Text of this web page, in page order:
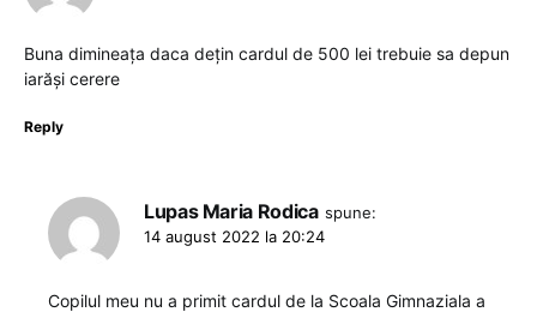
Buna dimineața daca dețin cardul de 500 lei trebuie sa depun
iarăși cerere
Reply
Lupas Maria Rodica spune:
14 august 2022 la 20:24
Copilul meu nu a primit cardul de la Scoala Gimnaziala a